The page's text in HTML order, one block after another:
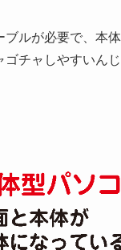
ルが必要で、本
チャしやすいんじ